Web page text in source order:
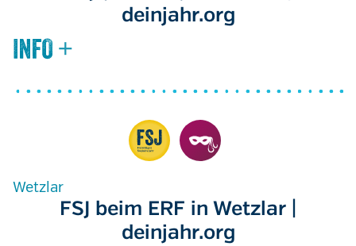
deinjahr.org
Wetzlar
FSJ beim ERF in Wetzlar |
deinjahr.org